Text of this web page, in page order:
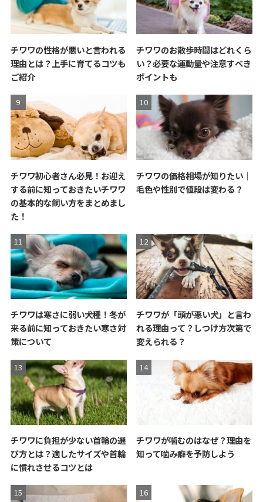
チワワの性格が悪いと言われる
理由とは？上手に育てるコツも
ご紹介
チワワのお散歩時間はどれくら
い？必要な運動量や注意すべき
ポイントも
チワワ初心者さん必見！お迎え
する前に知っておきたいチワワ
の基本的な飼い方をまとめまし
た！
チワワの価格相場が知りたい｜
毛色や性別で値段は変わる？
チワワは寒さに弱い犬種！冬が
来る前に知っておきたい寒さ対
策について
チワワが「頭が悪い犬」と言わ
れる理由って？しつけ方次第で
変えられる？
チワワに負担が少ない首輪の選
び方とは？適したサイズや首輪
に慣れさせるコツとは
チワワが噛むのはなぜ？理由を
知って噛み癖を予防しよう